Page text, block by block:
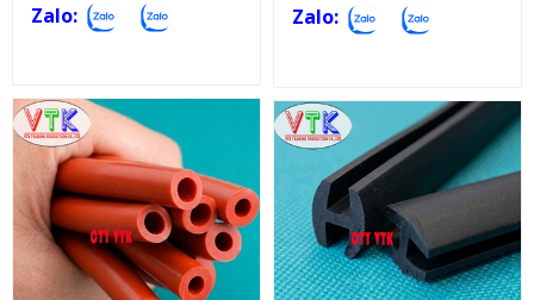
Zalo: Zalo:
Sản phẩm kỹ thuật Gioăng chịu lực, nhiệt, dầu